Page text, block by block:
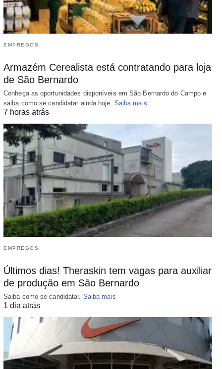
EMPREGOS
Armazém Cerealista está contratando para loja
de São Bernardo
Conheça as oportunidades disponíveis em São Bernardo do Campo e
saiba como se candidatar ainda hoje. Saiba mais
7 horas atrás
EMPREGOS
Últimos dias! Theraskin tem vagas para auxiliar
de produção em São Bernardo
Saiba como se candidatar. Saiba mais
1 dia atrás